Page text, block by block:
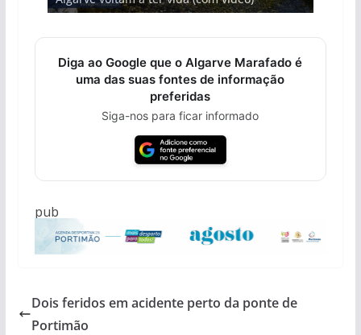
Diga ao Google que o Algarve Marafado é
uma das suas fontes de informação
preferidas
Siga-nos para ficar informado
pub
Dois feridos em acidente perto da ponte de
Portimão